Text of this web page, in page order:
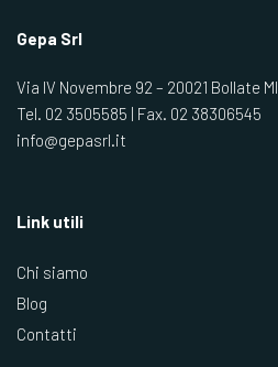
Gepa Srl
Via IV Novembre 92 – 20021 Bollate MI
Tel. 02 3505585 | Fax. 02 38306545
info@gepasrl.it
Link utili
Chi siamo
Blog
Contatti